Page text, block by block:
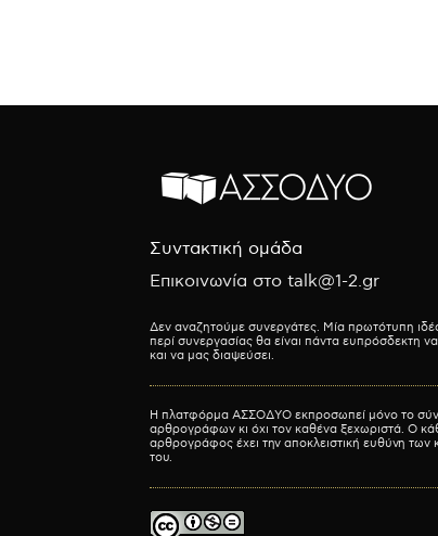
Συντακτική ομάδα
Επικοινωνία στο talk@1-2.gr
Δεν αναζητούμε συνεργάτες. Μία πρωτότυπη
περί συνεργασίας θα είναι πάντα ευπρόσδεκτη
και να μας διαψεύσει.
Η πλατφόρμα ΑΣΣΟΔΥΟ εκπροσωπεί μόνο το
αρθρογράφων κι όχι τον καθένα ξεχωριστά. Ο
αρθρογράφος έχει την αποκλειστική ευθύνη των
του.